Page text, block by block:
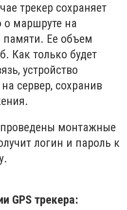
трекер сохраняет
маршруте на
памяти. Ее объем
Как только будет
устройство
сервер, сохранив
проведены монтажные
логин и пароль к
GPS трекера: